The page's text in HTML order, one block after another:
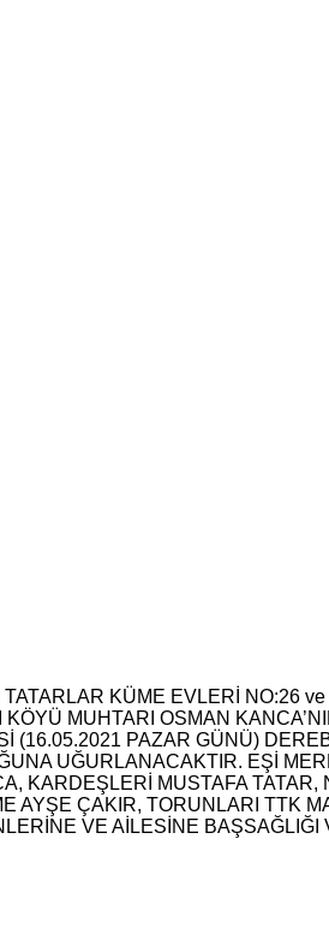
KÜME EVLERİ NO:26
MUHTARI OSMAN
PAZAR GÜNÜ)
UĞURLANACAKTIR. EŞİ
KARDEŞLERİ MUSTAFA TATAR,
AYŞE ÇAKIR, TORUNLARI TTK
VE AİLESİNE BAŞSAĞLIĞI